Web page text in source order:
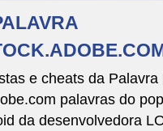
e cheats da Palavra
palavras do
da desenvolvedora